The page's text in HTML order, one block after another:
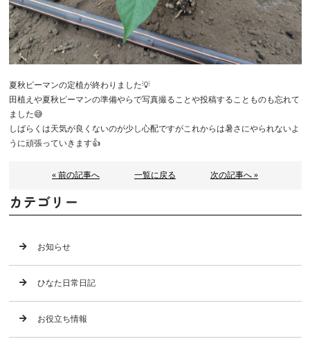
夏秋ピーマンの定植が終わりました💡
田植えや夏秋ピーマンの準備やらで写真撮ることや投稿することものも忘れて
ました😅
しばらくは天気が良くないのが少し心配ですがこれからは暑さにやられないよ
うに頑張っていきます👍
« 前の記事へ 一覧に戻る 次の記事へ »
カテゴリー
お知らせ
ひなた日常日記
お役立ち情報